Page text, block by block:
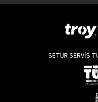
SETUR SERVİS